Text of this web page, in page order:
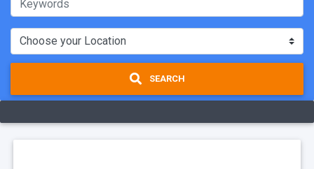
SEARCH